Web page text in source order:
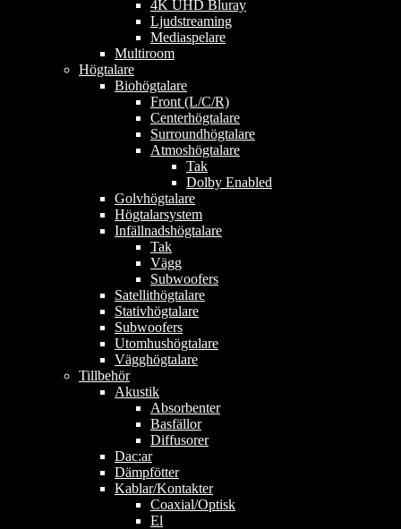
4K UHD Bluray
Ljudstreaming
Mediaspelare
Multiroom
Högtalare
Biohögtalare
Front (L/C/R)
Centerhögtalare
Surroundhögtalare
Atmoshögtalare
Tak
Dolby Enabled
Golvhögtalare
Högtalarsystem
Infällnadshögtalare
Tak
Vägg
Subwoofers
Satellithögtalare
Stativhögtalare
Subwoofers
Utomhushögtalare
Vägghögtalare
Tillbehör
Akustik
Absorbenter
Basfällor
Diffusorer
Dac:ar
Dämpfötter
Kablar/Kontakter
Coaxial/Optisk
El